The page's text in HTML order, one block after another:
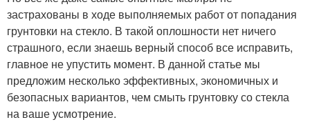
застрахованы в ходе выполняемых работ от попадания
грунтовки на стекло. В такой оплошности нет ничего
страшного, если знаешь верный способ все исправить,
главное не упустить момент. В данной статье мы
предложим несколько эффективных, экономичных и
безопасных вариантов, чем смыть грунтовку со стекла
на ваше усмотрение.